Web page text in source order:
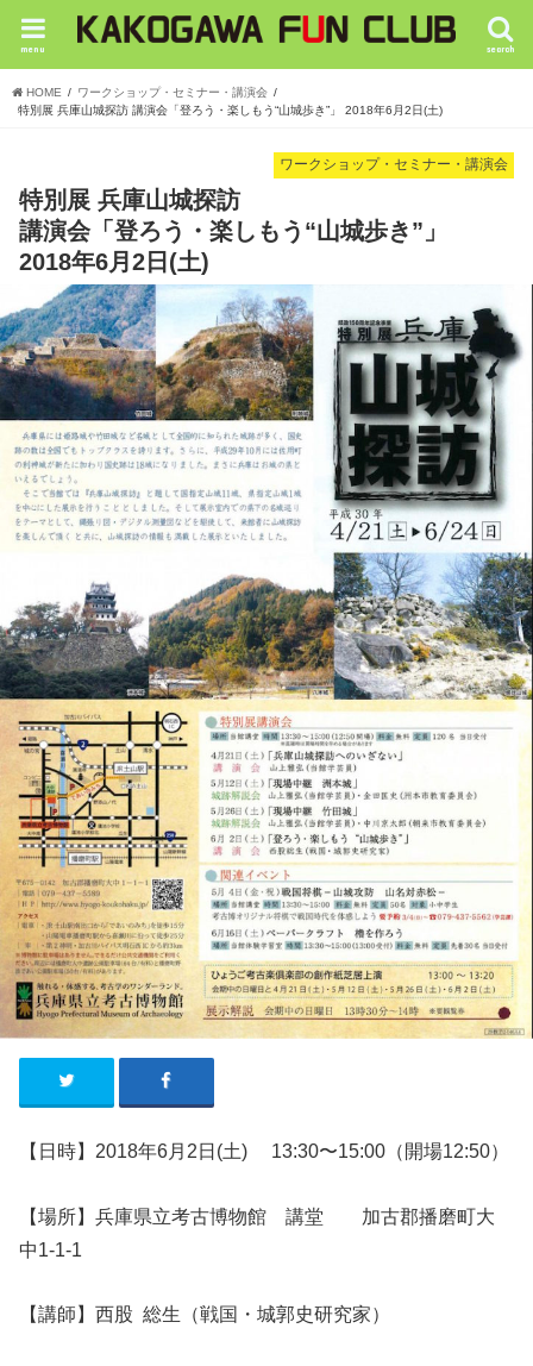
search
menu
HOME
ワークショップ・セミナー・講演会
特別展 兵庫山城探訪 講演会「登ろう・楽しもう“山城歩き”」 2018年6月2日(土)
ワークショップ・セミナー・講演会
特別展 兵庫山城探訪
講演会「登ろう・楽しもう“山城歩き”」
2018年6月2日(土)
【日時】2018年6月2日(土) 13:30〜15:00（開場12:50）
【場所】兵庫県立考古博物館 講堂 加古郡播磨町大
中1-1-1
【講師】西股 総生（戦国・城郭史研究家）